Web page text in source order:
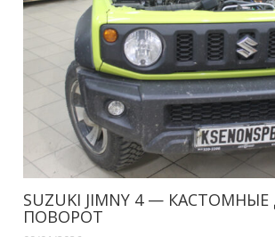
SUZUKI JIMNY 4 —
ПОВОРОТ